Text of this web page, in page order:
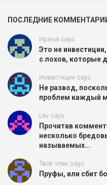
ПОСЛЕДНИЕ
Ирина says:
Это не
с лохов, которые
Инвестиции says:
Не развод,
проблем каждый
Lev says:
Прочитав
несколько
называемых...
Твой член says:
Пруфы, или сбит